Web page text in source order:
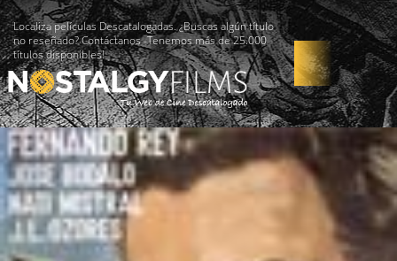
Localiza películas Descatalogadas. ¿Buscas algún título
no reseñado? Contáctanos -Tenemos más de 25.000
títulos disponibles!